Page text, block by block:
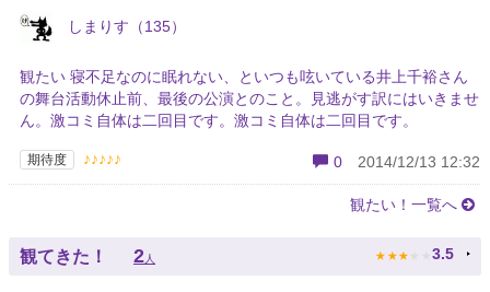
しまりす（135）
観たい 寝不足なのに眠れない、といつも呟いている井上千裕さん
の舞台活動休止前、最後の公演とのこと。見逃がす訳にはいきませ
ん。激コミ自体は二回目です。激コミ自体は二回目です。
期待度 ♪♪♪♪♪ 0 2014/12/13 12:32
観たい！一覧へ
観てきた！ 2 人 ★ ★ ★ ★ ★ 3.5